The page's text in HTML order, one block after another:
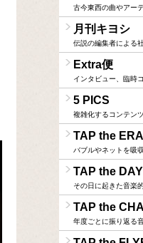
古今東西の曲やアー
月刊キヨシ
伝説の編集者による
Extra便
インタビュー、臨時
5 PICS
複雑化するコンテン
TAP the
バブルやネットを吸
TAP the DAY
その日に起きた音楽
TAP the
年度ごとに振り返る